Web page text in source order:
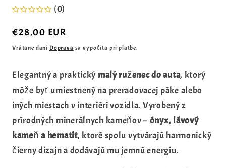
(0)
Normálna
cena
€28,00 EUR
Vrátane daní Doprava sa vypočíta pri platbe.
Elegantný a praktický malý ruženec do auta, ktorý
môže byť umiestnený na preradovacej páke alebo
iných miestach v interiéri vozidla. Vyrobený z
prírodných minerálnych kameňov – ónyx, lávový
kameň a hematit, ktoré spolu vytvárajú harmonický
čierny dizajn a dodávajú mu jemnú energiu.